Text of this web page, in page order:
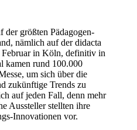
der größten Pädagogen-
nämlich auf der didacta
in Köln, definitiv in
kamen rund 100.000
um sich über die
zukünftige Trends zu
auf jeden Fall, denn mehr
Aussteller stellten ihre
Innovationen vor.